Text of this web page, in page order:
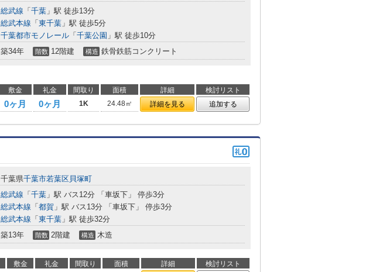
総武線 「 千葉 」駅 徒歩13分
総武本線 「 東千葉 」駅 徒歩5分
千葉都市モノレール 「 千葉公園 」駅 徒歩10分
築34年 階数 12階建 構造 鉄骨鉄筋コンクリート
敷金 礼金 間取り 面積 詳細
検討リスト
0ヶ月 0ヶ月 1K 24.48㎡ 詳細を見る 追加する
千葉県千葉市若葉区貝塚町
総武線 「 千葉 」駅 バス12分 「車坂下」 停歩3分
総武本線 「 都賀 」駅 バス13分 「車坂下」 停歩3分
総武本線 「 東千葉 」駅 徒歩32分
築13年 階数 2階建 構造 木造
敷金 礼金 間取り 面積 詳細
検討リスト